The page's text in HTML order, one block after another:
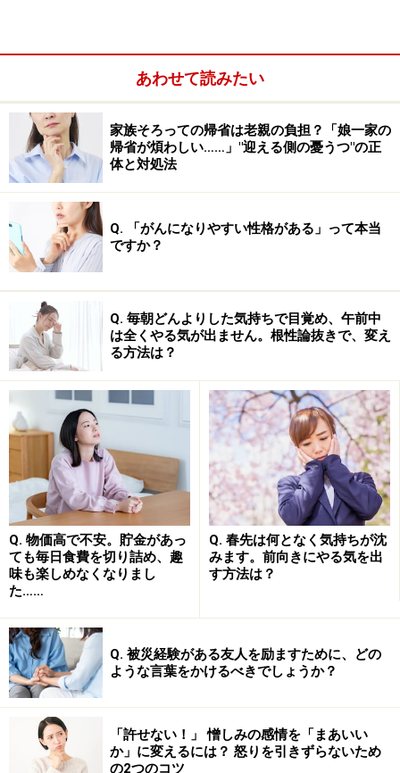
れるものです。
例1： 「お土産は持ってこないでね」と姑に言われた
ので、手ぶらで出かけたら、ムッとされた。
例2： 「仕事が終わったら早く帰れよ」と上司が言っ
ているので、帰る準備を始めるとイライラした様子に見
える。
例3： 「近くに来たら遊びに来てね」と親戚の人に言
われたので、出かけていったら嫌な顔をされた。
うまく立ち回れば、心の距離が近づくこと
も
「本音」をつかんでさりげなく配慮すると、喜ばれることも
こうしたダブルバインドにさらされると、どちらを信じ
たらいいのか分からず、疑心暗鬼になってしまうもの。
一方で、この会話のパターンに気づきさえすれば、うま
あわせて読みたい
家族そろっての帰省は老親の負担？「娘一家の
帰省が煩わしい……」"迎える側の憂うつ"の正
体と対処法
Q. 「がんになりやすい性格がある」って本当
ですか？
Q. 毎朝どんよりした気持ちで目覚め、午前中
は全くやる気が出ません。根性論抜きで、変え
る方法は？
Q. 物価高で不安。貯金があっ
ても毎日食費を切り詰め、趣
味も楽しめなくなりまし
た……
Q. 春先は何となく気持ちが沈
みます。前向きにやる気を出
す方法は？
Q. 被災経験がある友人を励ますために、どの
ような言葉をかけるべきでしょうか？
「許せない！」 憎しみの感情を「まあいい
か」に変えるには？ 怒りを引きずらないため
の2つのコツ